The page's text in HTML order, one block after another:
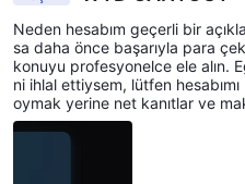
Neden hesabım geçerli bir
sa daha önce başarıyla para
konuyu profesyonelce ele alın.
ni ihlal ettiysem, lütfen
oymak yerine net kanıtlar ve
u sorunu çözün ve para çekme
ede işleme alın.